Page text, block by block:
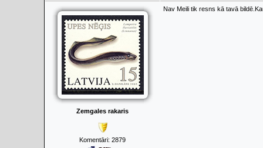
Zemgales rakaris
Komentāri: 2879
Nav Meili tik resns kā tavā